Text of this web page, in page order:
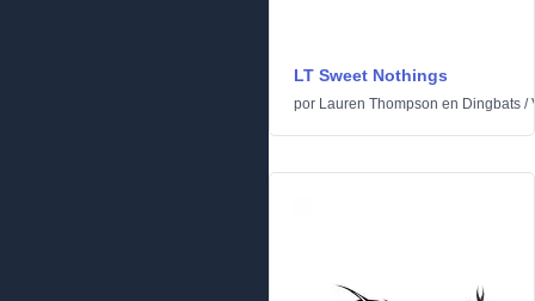
LT Sweet Nothings
por Lauren Thompson en Dingbats /